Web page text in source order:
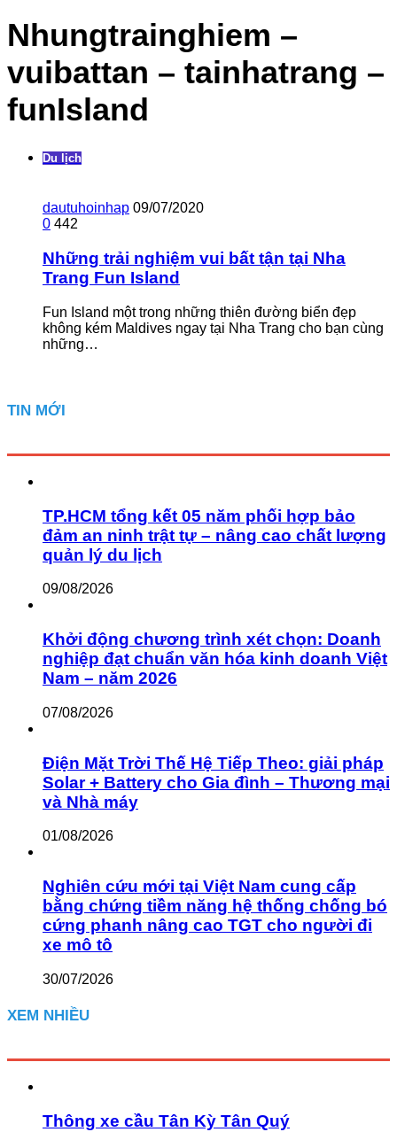
Nhungtrainghiem –
vuibattan – tainhatrang –
funIsland
Du lịch
dautuhoinhap 09/07/2020
0 442
Những trải nghiệm vui bất tận tại Nha
Trang Fun Island
Fun Island một trong những thiên đường biển đẹp
không kém Maldives ngay tại Nha Trang cho bạn cùng
những…
TIN MỚI
TP.HCM tổng kết 05 năm phối hợp bảo
đảm an ninh trật tự – nâng cao chất lượng
quản lý du lịch
09/08/2026
Khởi động chương trình xét chọn: Doanh
nghiệp đạt chuẩn văn hóa kinh doanh Việt
Nam – năm 2026
07/08/2026
Điện Mặt Trời Thế Hệ Tiếp Theo: giải pháp
Solar + Battery cho Gia đình – Thương mại
và Nhà máy
01/08/2026
Nghiên cứu mới tại Việt Nam cung cấp
bằng chứng tiềm năng hệ thống chống bó
cứng phanh nâng cao TGT cho người đi
xe mô tô
30/07/2026
XEM NHIỀU
Thông xe cầu Tân Kỳ Tân Quý